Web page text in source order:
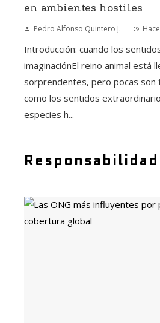
en ambientes hostiles
Pedro Alfonso Quintero J.
Introducción: cuando los
imaginaciónEl reino animal está
sorprendentes, pero pocas son
como los sentidos
especies h...